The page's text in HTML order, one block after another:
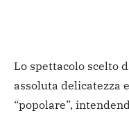
Lo spettacolo scelto
assoluta delicatezza
“popolare”,